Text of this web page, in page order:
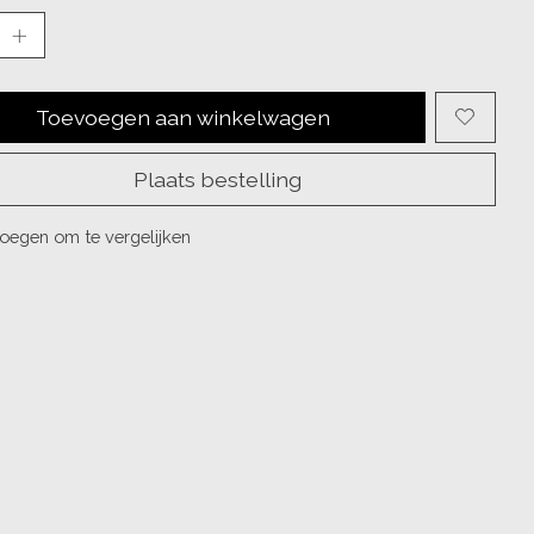
Toevoegen aan winkelwagen
Plaats bestelling
om te vergelijken